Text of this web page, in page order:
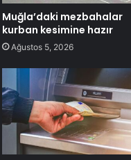
Muğla’daki mezbahalar
kurban kesimine hazır
Ağustos 5, 2026